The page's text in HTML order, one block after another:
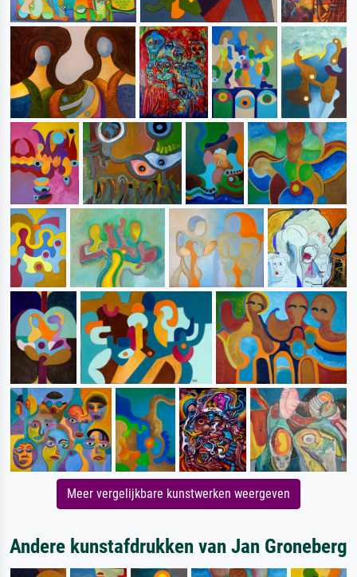
Meer vergelijkbare kunstwerken weergeven
Andere kunstafdrukken van Jan Groneberg